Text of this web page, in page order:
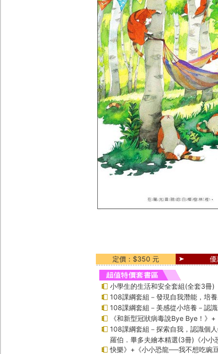
定價：$350 元
小學生的生活和安全套組(全套3冊)
108課綱套組－發現自我潛能，培
108課綱套組－美感從小培養－認
《和新型冠狀病毒說Bye Bye！》
108課綱套組－探索自我，認識個
羅伯．畢多夫繪本精選(3冊)《小
快樂》+《小小恐龍──我不想吃豌